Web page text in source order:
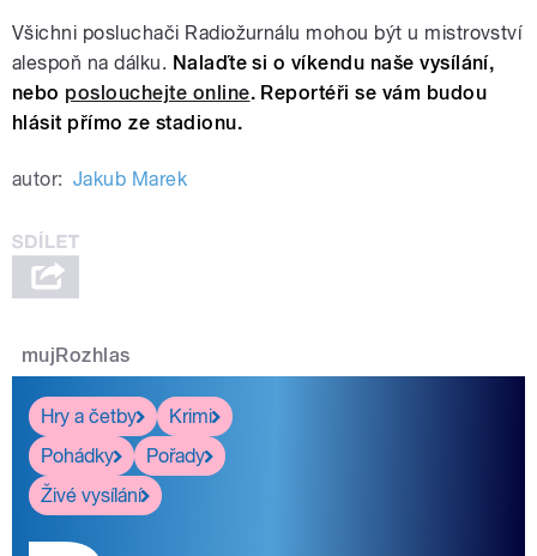
Všichni posluchači Radiožurnálu mohou být u mistrovství
alespoň na dálku. Nalaďte si o víkendu naše vysílání,
nebo poslouchejte online. Reportéři se vám budou
hlásit přímo ze stadionu.
autor: Jakub Marek
mujRozhlas
Hry a četby
Krimi
Pohádky
Pořady
Živé vysílání